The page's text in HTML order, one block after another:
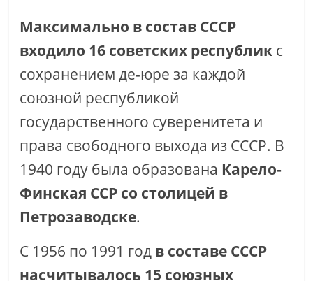
Максимально в состав СССР
входило 16 советских республик с
сохранением де-юре за каждой
союзной республикой
государственного суверенитета и
права свободного выхода из СССР. В
1940 году была образована Карело-
Финская ССР со столицей в
Петрозаводске.
С 1956 по 1991 год в составе СССР
насчитывалось 15 союзных